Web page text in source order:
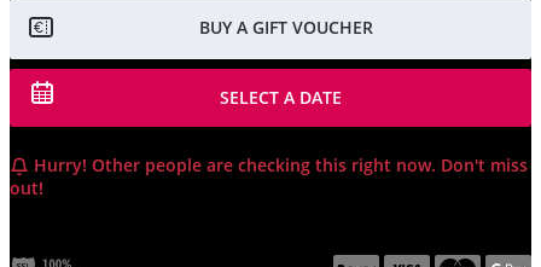
BUY A GIFT VOUCHER
SELECT A DATE
Hurry! Other people are checking this right now. Don't miss
out!